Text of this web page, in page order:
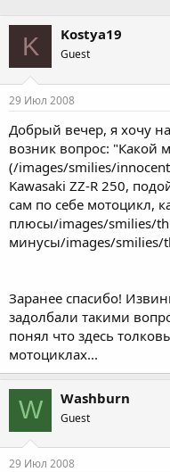
K Kostya19
Guest
29 Июл 2008
Добрый вечер, я хочу
возник вопрос: "Какой
(/images/smilies/
Kawasaki ZZ-R 250,
сам по себе мотоцикл,
плюсы/images/smilies/
минусы/images/smilies/
Заранее спасибо!
задолбали такими
понял что здесь
мотоциклах...
W Washburn
Guest
29 Июл 2008